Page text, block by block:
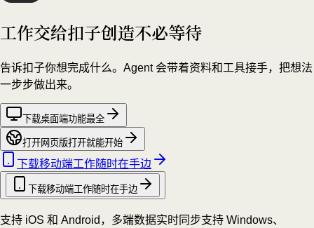
工作交给扣子创造不必等待
告诉扣子你想完成什么。Agent 会带着资料和工具接手，把想法
一步步做出来。
下载桌面端功能最全
打开网页版打开就能开始
下载移动端工作随时在手边
下载移动端工作随时在手边
支持 iOS 和 Android，多端数据实时同步支持 Windows、